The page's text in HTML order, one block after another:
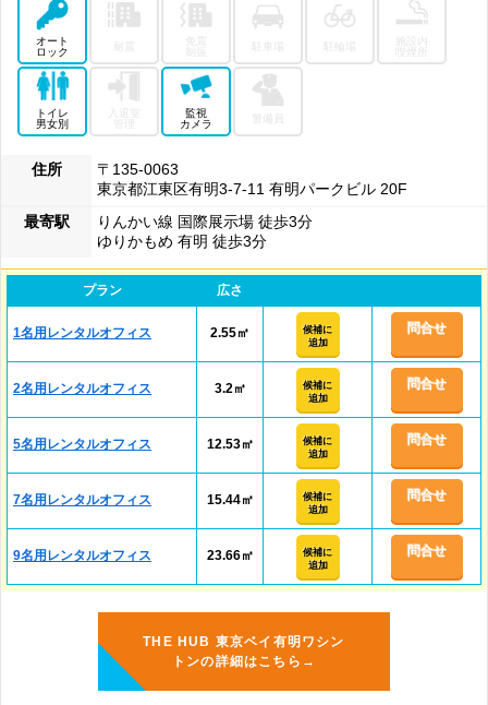
オート
ロック
喫煙所
トイレ
男女別
入退室
監視
カメラ
警備員
住所
〒135-0063
東京都江東区有明3-7-11 有明パークビル 20F
最寄駅
りんかい線 国際展示場 徒歩3分
ゆりかもめ 有明 徒歩3分
プラン 広さ
1名用レンタルオフィス 2.55㎡
候補に
追加
問合せ
2名用レンタルオフィス 3.2㎡
候補に
追加
問合せ
5名用レンタルオフィス 12.53㎡
候補に
追加
問合せ
7名用レンタルオフィス 15.44㎡
候補に
追加
問合せ
9名用レンタルオフィス 23.66㎡
候補に
追加
問合せ
THE HUB 東京ベイ有明ワシン
トンの詳細はこちら→